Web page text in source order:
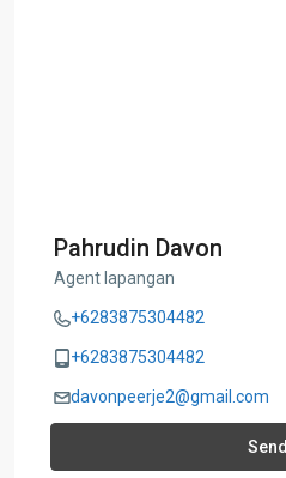
Pahrudin Davon
Agent lapangan
+6283875304482
+6283875304482
davonpeerje2@gmail.com
Send